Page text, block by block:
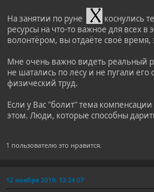
На занятии по руне
коснулись
ресурсы на что-то важное для всех
волонтёром, вы отдаёте своё
Мне очень важно видеть реальный
не шатались по лесу и не пугали
физический труд.
Если у Вас "болит" тема
этом. Люди, которые способны
1 пользователю это нравится.
12 ноября 2019, 13:24:07